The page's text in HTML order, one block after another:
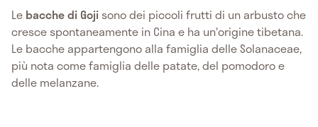
Le bacche di Goji sono dei piccoli frutti di un arbusto che
cresce spontaneamente in Cina e ha un'origine tibetana.
Le bacche appartengono alla famiglia delle Solanaceae,
più nota come famiglia delle patate, del pomodoro e
delle melanzane.